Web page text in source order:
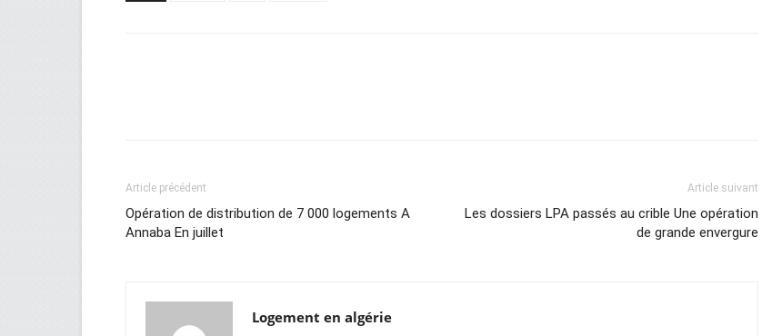
Article précédent
Opération de distribution de 7 000 logements A
Annaba En juillet
Article suivant
Les dossiers LPA passés au crible Une opération
de grande envergure
Logement en algérie